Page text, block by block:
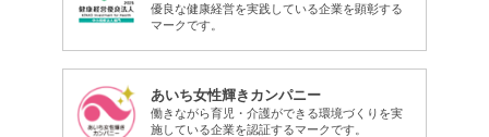
優良な健康経営を実践している企業を顕彰する
マークです。
あいち女性輝きカンパニー
働きながら育児・介護ができる環境づくりを実
施している企業を認証するマークです。